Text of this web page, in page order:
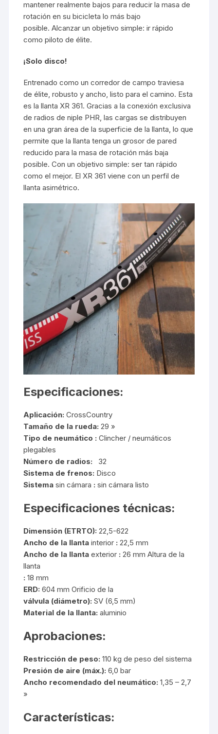
mantener realmente bajos para reducir la masa de
rotación en su bicicleta lo más bajo
posible. Alcanzar un objetivo simple: ir rápido
como piloto de élite.
¡Solo disco!
Entrenado como un corredor de campo traviesa
de élite, robusto y ancho, listo para el camino. Esta
es la llanta XR 361. Gracias a la conexión exclusiva
de radios de niple PHR, las cargas se distribuyen
en una gran área de la superficie de la llanta, lo que
permite que la llanta tenga un grosor de pared
reducido para la masa de rotación más baja
posible. Con un objetivo simple: ser tan rápido
como el mejor. El XR 361 viene con un perfil de
llanta asimétrico.
Especificaciones:
Aplicación: CrossCountry
Tamaño de la rueda: 29 »
Tipo de neumático : Clincher / neumáticos
plegables
Número de radios: 32
Sistema de frenos: Disco
Sistema sin cámara : sin cámara listo
Especificaciones técnicas:
Dimensión (ETRTO): 22,5-622
Ancho de la llanta interior : 22,5 mm
Ancho de la llanta exterior : 26 mm Altura de la
llanta
: 18 mm
ERD: 604 mm Orificio de la
válvula (diámetro): SV (6,5 mm)
Material de la llanta: aluminio
Aprobaciones:
Restricción de peso: 110 kg de peso del sistema
Presión de aire (máx.): 6,0 bar
Ancho recomendado del neumático: 1,35 – 2,7
»
Características: